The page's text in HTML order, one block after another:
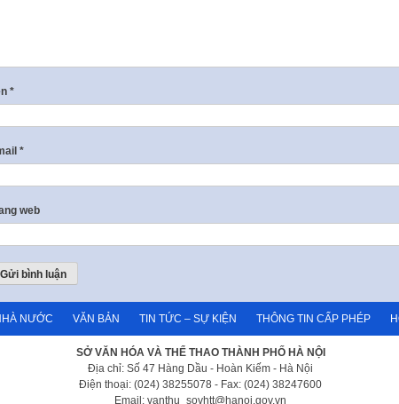
*
*
web
NƯỚC VĂN BẢN TIN TỨC – SỰ KIỆN THÔNG TIN CẤP PHÉP
SỞ VĂN HÓA VÀ THỂ THAO THÀNH PHỐ HÀ NỘI
Địa chỉ: Số 47 Hàng Dầu - Hoàn Kiếm - Hà Nội
Điện thoại: (024) 38255078 - Fax: (024) 38247600
Email: vanthu_sovhtt@hanoi.gov.vn